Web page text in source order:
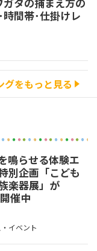
間帯･仕掛けレ
グをもっと見る
鳴らせる体験エ
別企画「こども
楽器展」が
催中
イベント